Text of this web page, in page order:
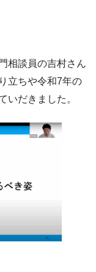
相談員の吉村さん
立ちや令和7年の
いだきました。